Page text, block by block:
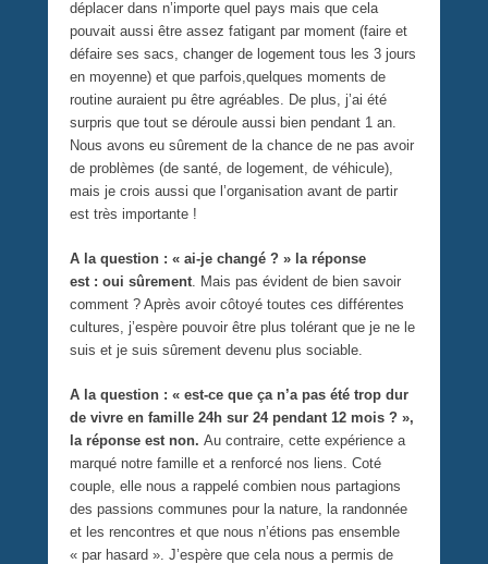
déplacer dans n’importe quel pays mais que cela
pouvait aussi être assez fatigant par moment (faire et
défaire ses sacs, changer de logement tous les 3 jours
en moyenne) et que parfois,quelques moments de
routine auraient pu être agréables. De plus, j’ai été
surpris que tout se déroule aussi bien pendant 1 an.
Nous avons eu sûrement de la chance de ne pas avoir
de problèmes (de santé, de logement, de véhicule),
mais je crois aussi que l’organisation avant de partir
est très importante !
A la question : « ai-je changé ? » la réponse
est : oui sûrement. Mais pas évident de bien savoir
comment ? Après avoir côtoyé toutes ces différentes
cultures, j’espère pouvoir être plus tolérant que je ne le
suis et je suis sûrement devenu plus sociable.
A la question : « est-ce que ça n’a pas été trop dur
de vivre en famille 24h sur 24 pendant 12 mois ? »,
la réponse est non. Au contraire, cette expérience a
marqué notre famille et a renforcé nos liens. Coté
couple, elle nous a rappelé combien nous partagions
des passions communes pour la nature, la randonnée
et les rencontres et que nous n’étions pas ensemble
« par hasard ». J’espère que cela nous a permis de